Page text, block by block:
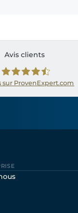
Avis clients
sur ProvenExpert.com